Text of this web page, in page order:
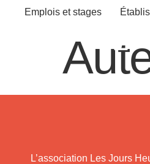
Emplois et stages
L’association Les Jours